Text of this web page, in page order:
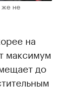
же не
на
максимум
до